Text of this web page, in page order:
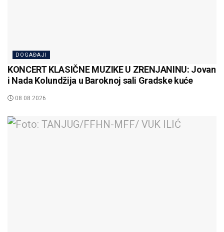
DOGAĐAJI
KONCERT KLASIČNE MUZIKE U ZRENJANINU: Jovan
i Nada Kolundžija u Baroknoj sali Gradske kuće
08.08.2026